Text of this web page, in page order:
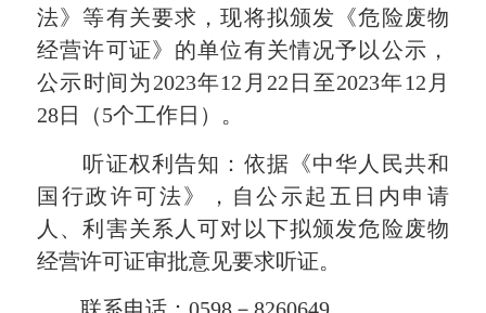
法》等有关要求，现将拟颁发《危险废物
经营许可证》的单位有关情况予以公示，
公示时间为2023年12月22日至2023年12月
28日（5个工作日）。
听证权利告知：依据《中华人民共和
国行政许可法》，自公示起五日内申请
人、利害关系人可对以下拟颁发危险废物
经营许可证审批意见要求听证。